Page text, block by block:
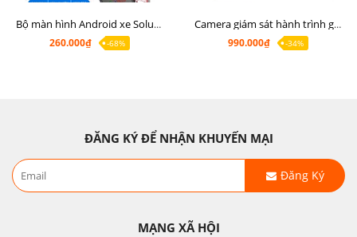
Bộ màn hình Android xe Soluto, mặt dưỡng lắp màn hình Soluto kèm rắc zin
260.000₫
-68%
Camera giám sát hành trình ghi hình 2 mắt Q8 Pro độ phân giải 2K +1080P
990.000₫
-34%
ĐĂNG KÝ ĐỂ NHẬN KHUYẾN MẠI
Đăng Ký
MẠNG XÃ HỘI